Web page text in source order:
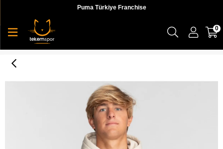
Puma Türkiye Franchise
0